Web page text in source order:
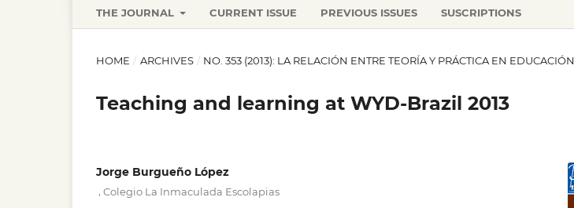
THE JOURNAL CURRENT ISSUE PREVIOUS ISSUES SUSCRIPTIONS
HOME / ARCHIVES / NO. 353 (2013): LA RELACIÓN ENTRE TEORÍA Y PRÁCTICA EN EDUCACIÓN
Teaching and learning at WYD-Brazil 2013
Jorge Burgueño López
Colegio La Inmaculada Escolapias